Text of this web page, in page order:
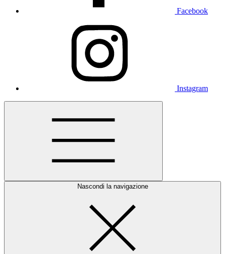
Facebook
Instagram
Nascondi la navigazione